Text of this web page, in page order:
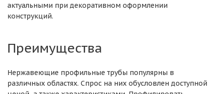
актуальными при декоративном оформлении
конструкций.
Преимущества
Нержавеющие профильные трубы популярны в
различных областях. Спрос на них обусловлен доступной